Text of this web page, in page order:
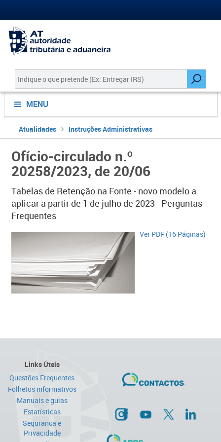
MENU
Atualidades Instruções Administrativas
Ofício-circulado n.º
20258/2023, de 20/06
Tabelas de Retenção na Fonte - novo modelo a
aplicar a partir de 1 de julho de 2023 - Perguntas
Frequentes
Ver PDF (16 Páginas)
Links Úteis
Questões Frequentes
Folhetos informativos
Manuais e guias
Estatísticas
Segurança e
Privacidade